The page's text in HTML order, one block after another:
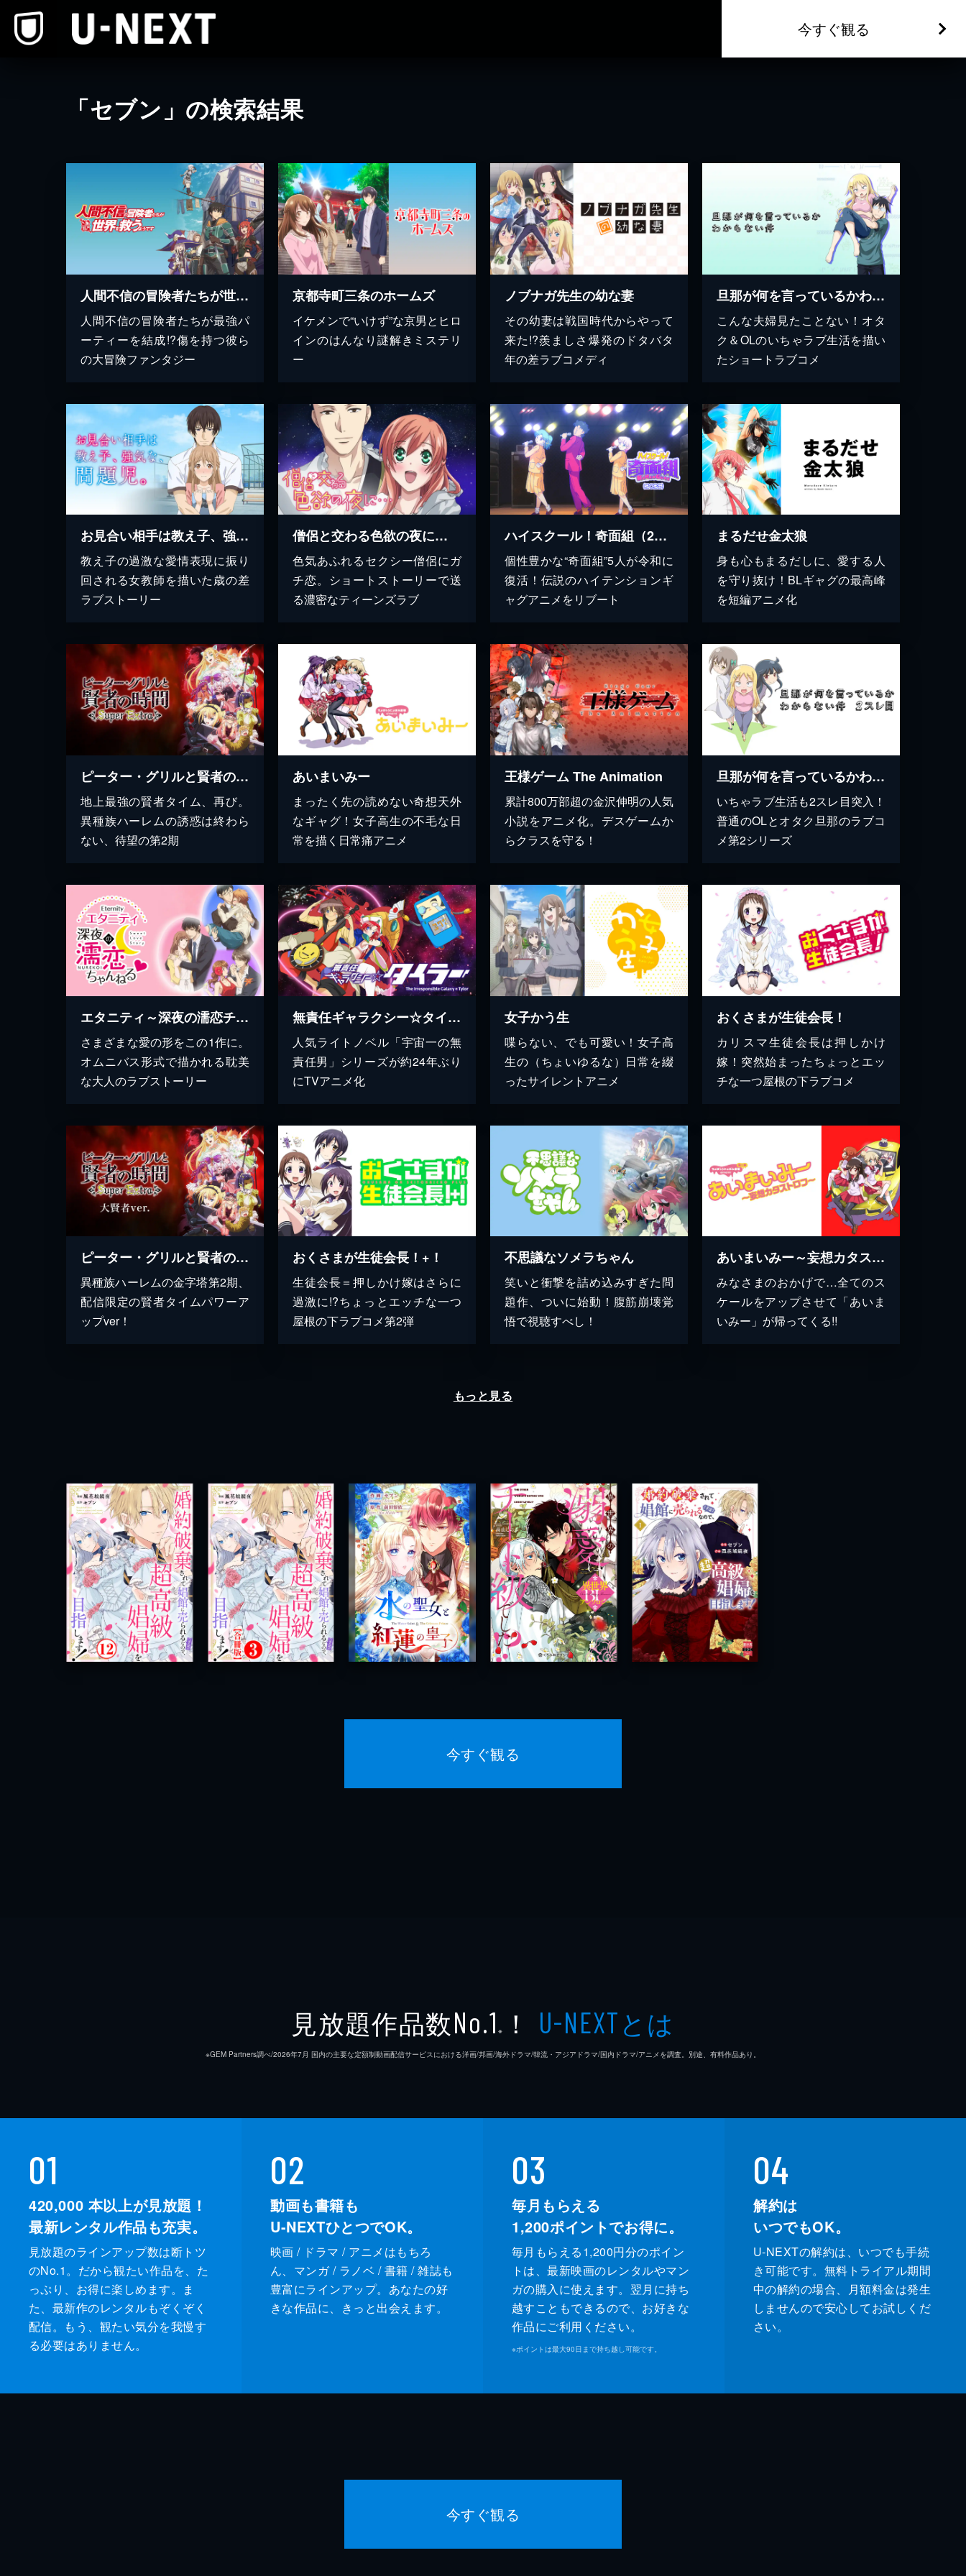
今すぐ観る
「セブン」の検索結果
人間不信の冒険者たちが世界を救うようです
人間不信の冒険者たちが最強パ
ーティーを結成!?傷を持つ彼ら
の大冒険ファンタジー
京都寺町三条のホームズ
イケメンで“いけず”な京男とヒロ
インのはんなり謎解きミステリ
ー
ノブナガ先生の幼な妻
その幼妻は戦国時代からやって
来た!?羨ましさ爆発のドタバタ
年の差ラブコメディ
旦那が何を言っているかわからない件
こんな夫婦見たことない！オタ
ク＆OLのいちゃラブ生活を描い
たショートラブコメ
お見合い相手は教え子、強気な、問題児。
教え子の過激な愛情表現に振り
回される女教師を描いた歳の差
ラブストーリー
僧侶と交わる色欲の夜に…
色気あふれるセクシー僧侶にガ
チ恋。ショートストーリーで送
る濃密なティーンズラブ
ハイスクール！奇面組（2026）
個性豊かな“奇面組”5人が令和に
復活！伝説のハイテンションギ
ャグアニメをリブート
まるだせ金太狼
身も心もまるだしに、愛する人
を守り抜け！BLギャグの最高峰
を短編アニメ化
ピーター・グリルと賢者の時間 Super Extra
地上最強の賢者タイム、再び。
異種族ハーレムの誘惑は終わら
ない、待望の第2期
あいまいみー
まったく先の読めない奇想天外
なギャグ！女子高生の不毛な日
常を描く日常痛アニメ
王様ゲーム The Animation
累計800万部超の金沢伸明の人気
小説をアニメ化。デスゲームか
らクラスを守る！
旦那が何を言っているかわからない件 2スレ目
いちゃラブ生活も2スレ目突入！
普通のOLとオタク旦那のラブコ
メ第2シリーズ
エタニティ～深夜の濡恋チャンネル～
さまざまな愛の形をこの1作に。
オムニバス形式で描かれる耽美
な大人のラブストーリー
無責任ギャラクシー☆タイラー
人気ライトノベル「宇宙一の無
責任男」シリーズが約24年ぶり
にTVアニメ化
女子かう生
喋らない、でも可愛い！女子高
生の（ちょいゆるな）日常を綴
ったサイレントアニメ
おくさまが生徒会長！
カリスマ生徒会長は押しかけ
嫁！突然始まったちょっとエッ
チな一つ屋根の下ラブコメ
ピーター・グリルと賢者の時間 Super Extra 大賢者ver.
異種族ハーレムの金字塔第2期、
配信限定の賢者タイムパワーア
ップver！
おくさまが生徒会長！+！
生徒会長＝押しかけ嫁はさらに
過激に!?ちょっとエッチな一つ
屋根の下ラブコメ第2弾
不思議なソメラちゃん
笑いと衝撃を詰め込みすぎた問
題作、ついに始動！腹筋崩壊覚
悟で視聴すべし！
あいまいみー～妄想カタストロフ～
みなさまのおかげで…全てのス
ケールをアップさせて「あいま
いみー」が帰ってくる!!
もっと見る
今すぐ観る
見放題作品数No.1 ※ ！ U-NEXTとは
※GEM Partners調べ/2026年7⽉ 国内の主要な定額制動画配信サービスにおける洋画/邦画/海外ドラマ/韓流・アジアドラマ/国内ドラマ/アニメを調査。別途、有料作品あり。
01
420,000 本以上が見放題！
最新レンタル作品も充実。
見放題のラインアップ数は断トツ
のNo.1。だから観たい作品を、た
っぷり、お得に楽しめます。ま
た、最新作のレンタルもぞくぞく
配信。もう、観たい気分を我慢す
る必要はありません。
02
動画も書籍も
U-NEXTひとつでOK。
映画 / ドラマ / アニメはもちろ
ん、マンガ / ラノベ / 書籍 / 雑誌も
豊富にラインアップ。あなたの好
きな作品に、きっと出会えます。
03
毎月もらえる
1,200ポイントでお得に。
毎月もらえる1,200円分のポイン
トは、最新映画のレンタルやマン
ガの購入に使えます。翌月に持ち
越すこともできるので、お好きな
作品にご利用ください。
※ポイントは最大90日まで持ち越し可能です。
04
解約は
いつでもOK。
U-NEXTの解約は、いつでも手続
き可能です。無料トライアル期間
中の解約の場合、月額料金は発生
しませんので安心してお試しくだ
さい。
今すぐ観る